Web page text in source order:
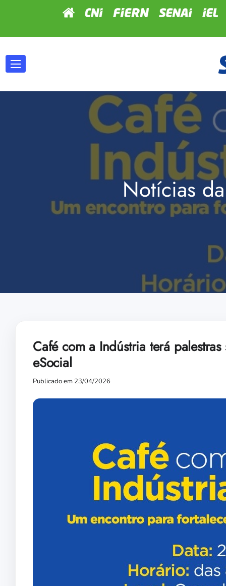
Notícias
Café com a Indústria terá
eSocial
Publicado em 23/04/2026